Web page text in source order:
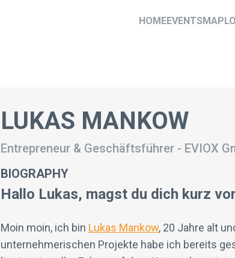
HOMEEVENTSMAP
LUKAS MANKOW
Entrepreneur & Geschäftsführer - EVIOX
BIOGRAPHY
Hallo Lukas, magst du dich kurz
Moin moin, ich bin Lukas Mankow, 20 Jahre alt
unternehmerischen Projekte habe ich bereits